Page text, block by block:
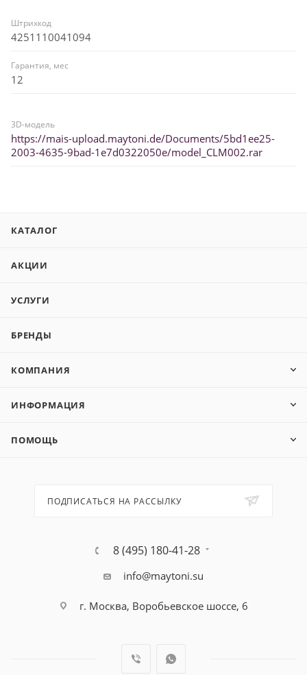
Штрихкод
4251110041094
Гарантия, мес
12
3D-модель
https://mais-upload.maytoni.de/Documents/5bd1ee25-
2003-4635-9bad-1e7d0322050e/model_CLM002.rar
КАТАЛОГ
АКЦИИ
УСЛУГИ
БРЕНДЫ
КОМПАНИЯ
ИНФОРМАЦИЯ
ПОМОЩЬ
ПОДПИСАТЬСЯ НА РАССЫЛКУ
8 (495) 180-41-28
info@maytoni.su
г. Москва, Воробьевское шоссе, 6